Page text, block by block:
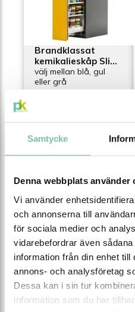
Samtycke
Denna webbplats använder
Vi använder
och annonserna till
för sociala medier och
vidarebefordrar även
information från din enhet till
annons- och analysföretag
Dessa kan i sin tur
information som du har
Brandklassat
kemikalieskåp Slim-
Scoper 45-5, fem
hyllplan
välj mellan blå, gul
eller grå
Brandklassat
kemikalieskåp
Wide-Scoper 81-
10, tio hyllplan
välj mellan blå, gul
eller grå